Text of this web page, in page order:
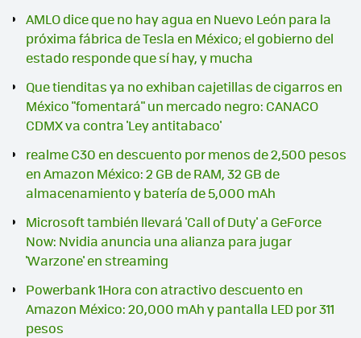
AMLO dice que no hay agua en Nuevo León para la
próxima fábrica de Tesla en México; el gobierno del
estado responde que sí hay, y mucha
Que tienditas ya no exhiban cajetillas de cigarros en
México "fomentará" un mercado negro: CANACO
CDMX va contra 'Ley antitabaco'
realme C30 en descuento por menos de 2,500 pesos
en Amazon México: 2 GB de RAM, 32 GB de
almacenamiento y batería de 5,000 mAh
Microsoft también llevará 'Call of Duty' a GeForce
Now: Nvidia anuncia una alianza para jugar
'Warzone' en streaming
Powerbank 1Hora con atractivo descuento en
Amazon México: 20,000 mAh y pantalla LED por 311
pesos